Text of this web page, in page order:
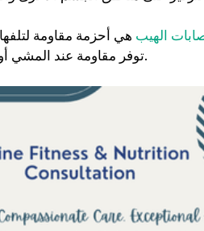
الهيب هي أحزمة مقاومة
توفر مقاومة عند المشي أو الجري أو القيام بحركات أسفل الجسم.